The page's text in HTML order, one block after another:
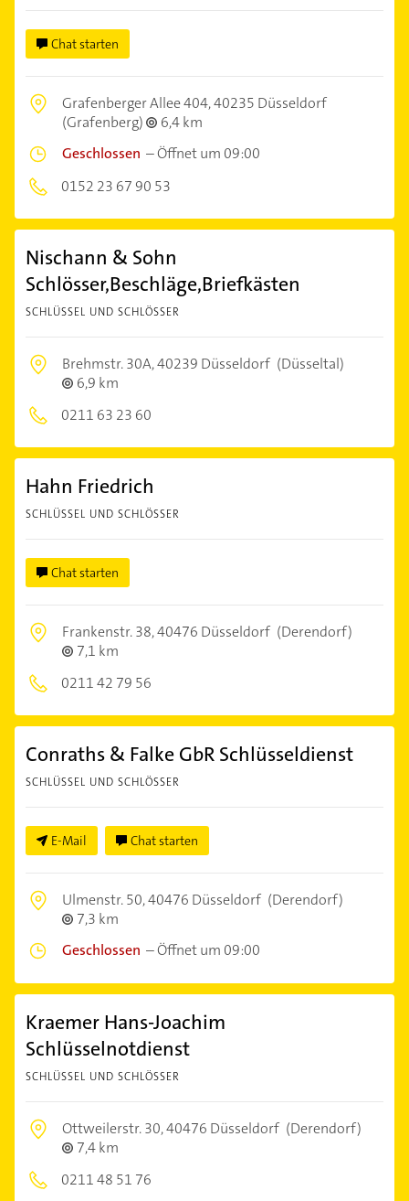
Chat starten
Grafenberger Allee 404,40235 Düsseldorf
(Grafenberg)
6,4 km
Geschlossen –Öffnet um 09:00
0152 23 67 90 53
Nischann & Sohn
Schlösser,Beschläge,Briefkästen
SCHLÜSSEL UND SCHLÖSSER
Brehmstr. 30A,40239 Düsseldorf (Düsseltal)
6,9 km
0211 63 23 60
Hahn Friedrich
SCHLÜSSEL UND SCHLÖSSER
Chat starten
Frankenstr. 38,40476 Düsseldorf (Derendorf)
7,1 km
0211 42 79 56
Conraths & Falke GbR Schlüsseldienst
SCHLÜSSEL UND SCHLÖSSER
E-Mail Chat starten
Ulmenstr. 50,40476 Düsseldorf (Derendorf)
7,3 km
Geschlossen –Öffnet um 09:00
Kraemer Hans-Joachim
Schlüsselnotdienst
SCHLÜSSEL UND SCHLÖSSER
Ottweilerstr. 30,40476 Düsseldorf (Derendorf)
7,4 km
0211 48 51 76